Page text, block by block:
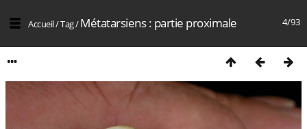
4/93
Accueil/Tag/Métatarsiens : partie proximale